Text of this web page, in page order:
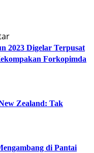
2023 Digelar Terpusat
Forkopimda
Zealand: Tak
di Pantai